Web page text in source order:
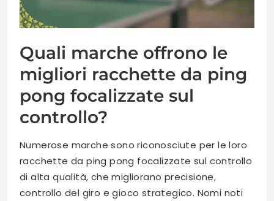
Quali marche offrono le
migliori racchette da ping
pong focalizzate sul
controllo?
Numerose marche sono riconosciute per le loro
racchette da ping pong focalizzate sul controllo
di alta qualità, che migliorano precisione,
controllo del giro e gioco strategico. Nomi noti